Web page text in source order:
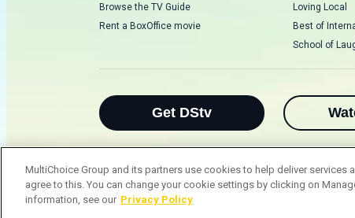
Browse the TV Guide
Rent a BoxOffice movie
Loving Local
Best of
School of
Get DStv
MultiChoice Website Terms &
© 2025 MultiChoice (PTY) LTD. All rights
MultiChoice Group and its partners use cookies to help deliver services
agree to this. You can change your cookie settings by clicking on
information, see our Privacy Policy